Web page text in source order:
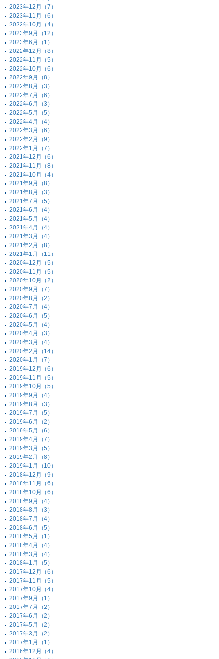
2023年12月（7）
2023年11月（6）
2023年10月（4）
2023年9月（12）
2023年6月（1）
2022年12月（8）
2022年11月（5）
2022年10月（6）
2022年9月（8）
2022年8月（3）
2022年7月（6）
2022年6月（3）
2022年5月（5）
2022年4月（4）
2022年3月（6）
2022年2月（9）
2022年1月（7）
2021年12月（6）
2021年11月（8）
2021年10月（4）
2021年9月（8）
2021年8月（3）
2021年7月（5）
2021年6月（4）
2021年5月（4）
2021年4月（4）
2021年3月（4）
2021年2月（8）
2021年1月（11）
2020年12月（5）
2020年11月（5）
2020年10月（2）
2020年9月（7）
2020年8月（2）
2020年7月（4）
2020年6月（5）
2020年5月（4）
2020年4月（3）
2020年3月（4）
2020年2月（14）
2020年1月（7）
2019年12月（6）
2019年11月（5）
2019年10月（5）
2019年9月（4）
2019年8月（3）
2019年7月（5）
2019年6月（2）
2019年5月（6）
2019年4月（7）
2019年3月（5）
2019年2月（8）
2019年1月（10）
2018年12月（9）
2018年11月（6）
2018年10月（6）
2018年9月（4）
2018年8月（3）
2018年7月（4）
2018年6月（5）
2018年5月（1）
2018年4月（4）
2018年3月（4）
2018年1月（5）
2017年12月（6）
2017年11月（5）
2017年10月（4）
2017年9月（1）
2017年7月（2）
2017年6月（2）
2017年5月（2）
2017年3月（2）
2017年1月（1）
2016年12月（4）